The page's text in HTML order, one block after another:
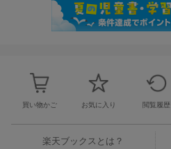
買い物かご お気に入り 閲覧履歴
楽天ブックスとは？